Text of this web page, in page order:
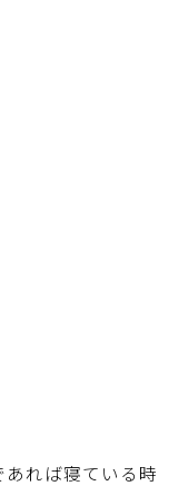
れば寝ている時